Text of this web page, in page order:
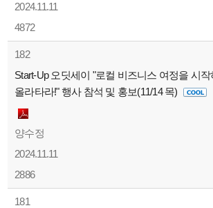
2024.11.11
4872
182
Start-Up 오딧세이 "로컬 비즈니스 여정을 시
올라타라!" 행사 참석 및 홍보(11/14 목)
양수정
2024.11.11
2886
181